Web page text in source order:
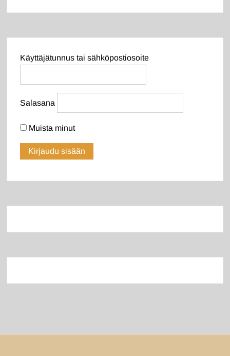
Käyttäjätunnus tai sähköpostiosoite
Salasana
Muista minut